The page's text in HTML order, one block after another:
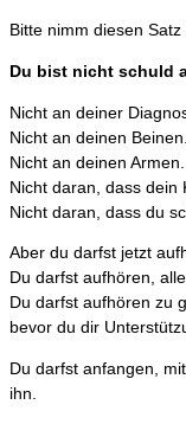
Bitte nimm diesen Satz
Du bist nicht schuld
Nicht an deiner
Nicht an deinen Beinen.
Nicht an deinen Armen.
Nicht daran, dass dein
Nicht daran, dass du
Aber du darfst jetzt
Du darfst aufhören,
Du darfst aufhören zu
bevor du dir
Du darfst anfangen,
ihn.